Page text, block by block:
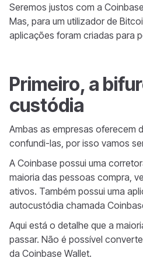
Seremos justos com a
Mas, para um utilizador de
aplicações foram criadas para
Primeiro, a
custódia
Ambas as empresas oferecem
confundi-las, por isso vamos
A Coinbase possui uma
maioria das pessoas compra,
ativos. Também possui uma
autocustódia chamada
Aqui está o detalhe que a
passar. Não é possível
da Coinbase Wallet.